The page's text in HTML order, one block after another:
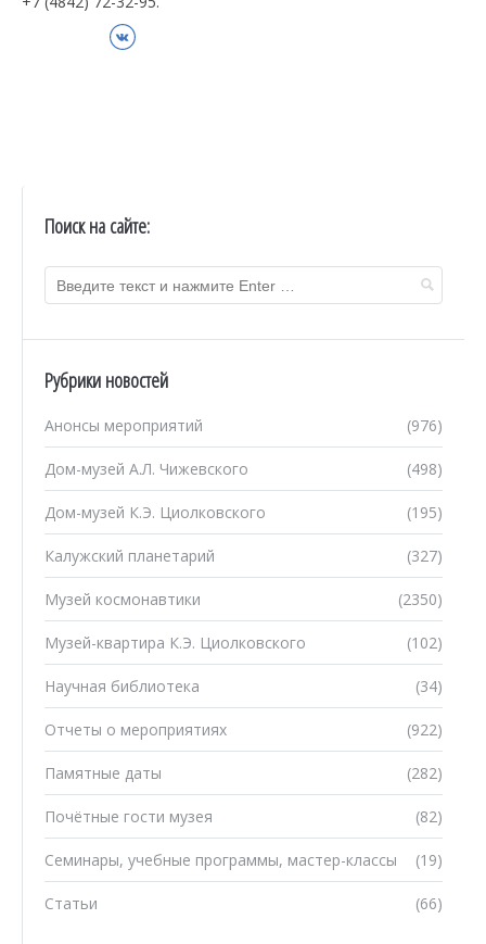
ВКонтакте
Поиск на сайте:
Рубрики новостей
(976)
Анонсы мероприятий
(498)
Дом-музей А.Л. Чижевского
(195)
Дом-музей К.Э. Циолковского
(327)
Калужский планетарий
(2350)
Музей космонавтики
(102)
Музей-квартира К.Э. Циолковского
(34)
Научная библиотека
(922)
Отчеты о мероприятиях
(282)
Памятные даты
(82)
Почётные гости музея
(19)
Семинары, учебные программы, мастер-классы
(66)
Статьи